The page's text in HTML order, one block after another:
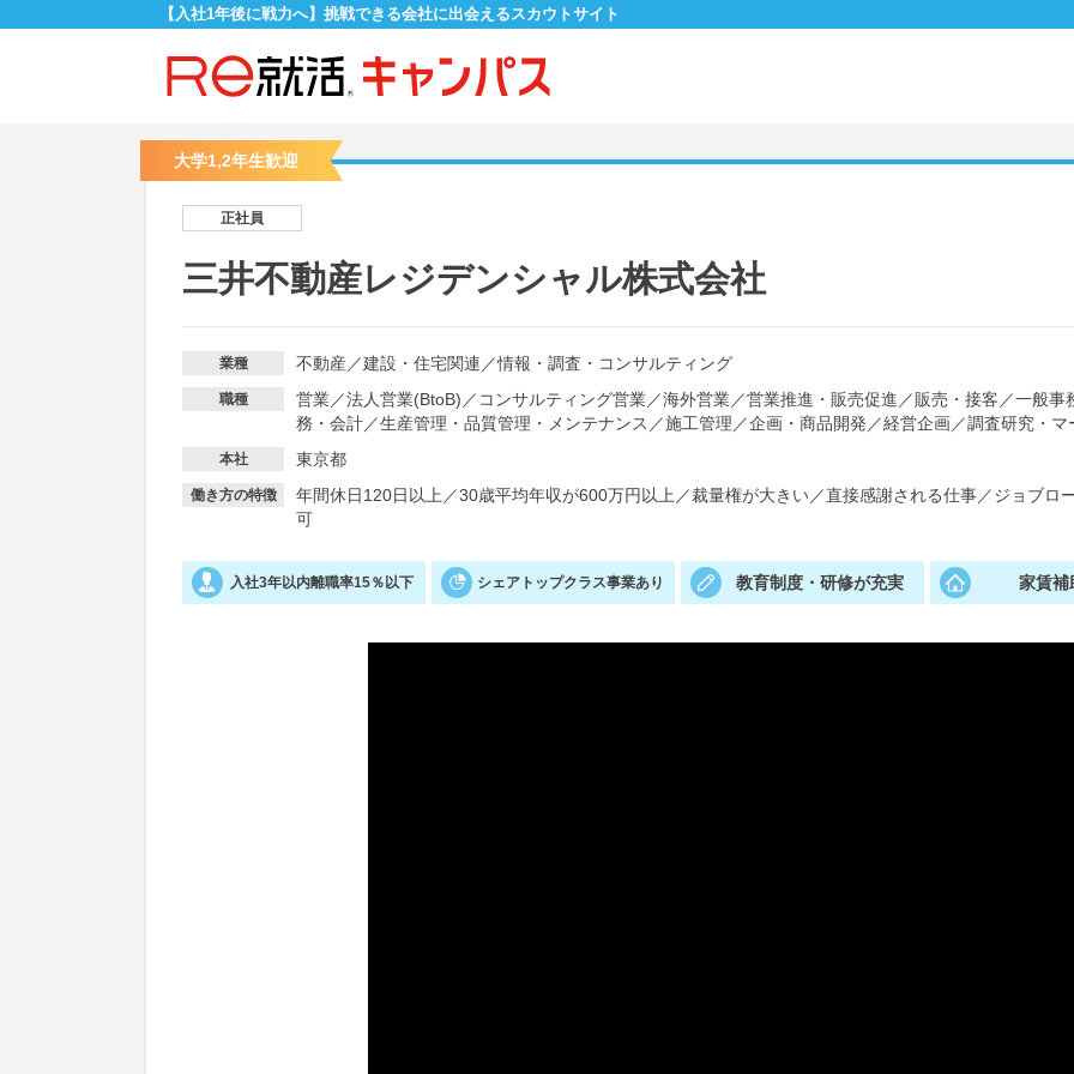
【入社1年後に戦力へ】挑戦できる会社に出会えるスカウトサイト
大学1,2年生歓迎
正社員
三井不動産レジデンシャル株式会社
業種 不動産／建設・住宅関連 ／情報・調査・コンサルティング
職種 営業／法人営業(BtoB) ／ コンサルティング営業／海外営業／営業推進・販売促進 ／販売・接客 ／一般事
務・会計／生産管理・品質管理・メンテナンス ／施工管理 ／企画・商品開発 ／経営企画／調査研究・マ
本社 東京都
働き方の特徴 年間休日120日以上 ／30歳平均年収が600万円以上 ／裁量権が大きい／直接感謝される仕事／ジョブロ
可
入社3年以内離職率15％以下 シェアトップクラス事業あり 教育制度・研修が充実 家賃補